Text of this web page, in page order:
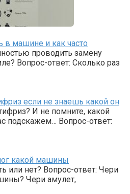
в машине и как часто
проводить замену
Вопрос-ответ: Сколько раз
если не знаешь какой он
И не помните, какой
подскажем… Вопрос-ответ:
какой машины
или нет? Вопрос-ответ: Чери
Чери амулет,